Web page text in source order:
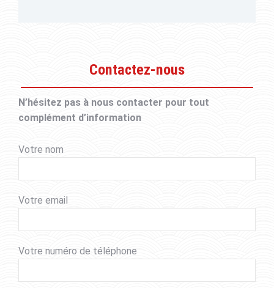
Contactez-nous
N’hésitez pas à nous contacter pour tout
complément d’information
Votre nom
Votre email
Votre numéro de téléphone